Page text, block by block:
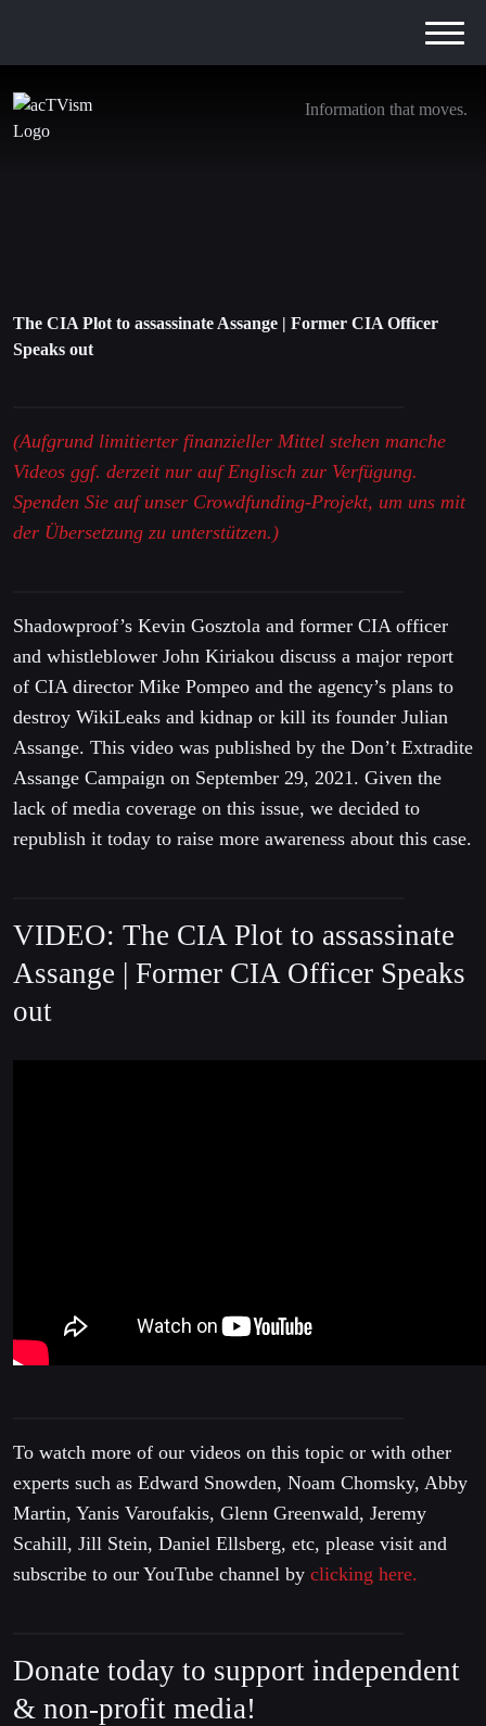
Information that moves.
The CIA Plot to assassinate Assange | Former
The CIA Plot to assassinate Assange | Former CIA Officer
Speaks out
(Aufgrund limitierter finanzieller Mittel stehen manche
Videos ggf. derzeit nur auf Englisch zur Verfügung.
Spenden Sie auf unser Crowdfunding-Projekt, um uns mit
der Übersetzung zu unterstützen.)
Shadowproof’s Kevin Gosztola and former CIA officer
and whistleblower John Kiriakou discuss a major report
of CIA director Mike Pompeo and the agency’s plans to
destroy WikiLeaks and kidnap or kill its founder Julian
Assange. This video was published by the Don’t Extradite
Assange Campaign on September 29, 2021. Given the
lack of media coverage on this issue, we decided to
republish it today to raise more awareness about this case.
VIDEO: The CIA Plot to assassinate
Assange | Former CIA Officer Speaks
out
To watch more of our videos on this topic or with other
experts such as Edward Snowden, Noam Chomsky, Abby
Martin, Yanis Varoufakis, Glenn Greenwald, Jeremy
Scahill, Jill Stein, Daniel Ellsberg, etc, please visit and
subscribe to our YouTube channel by clicking here.
Donate today to support independent
& non-profit media!